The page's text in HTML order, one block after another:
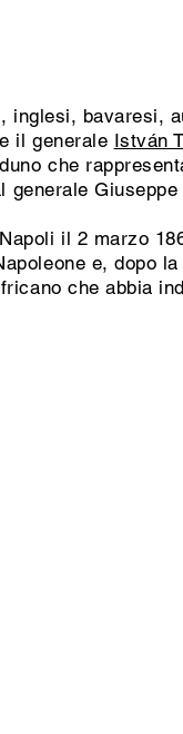
inglesi, bavaresi,
il generale István
che
generale
il 2 marzo
e, dopo la
che abbia